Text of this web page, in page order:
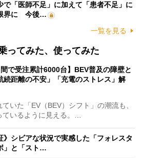
で「医師不足」に加えて「患者不足」に
界に 今後…
一覧を見る
ってみた、使ってみた
間で受注累計6000台】BEV普及の障壁と
続距離の不安」「充電のストレス」解
いた「EV（BEV）シフト」の潮流も、
ているように見える。…
》シビアな状況で実感した「フォレスタ
」と「スト…